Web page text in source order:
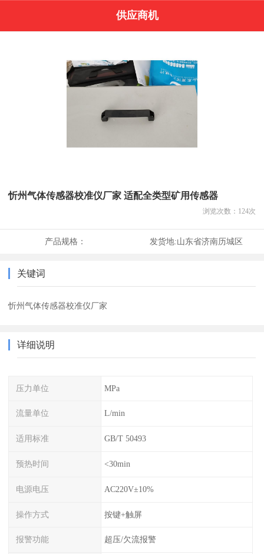
供应商机
忻州气体传感器校准仪厂家 适配全类型矿用传感器
浏览次数： 124次
产品规格： 发货地:山东省济南历城区
关键词
忻州气体传感器校准仪厂家
详细说明
压力单位 MPa
流量单位 L/min
适用标准 GB/T 50493
预热时间 <30min
电源电压 AC220V±10%
操作方式 按键+触屏
报警功能 超压/欠流报警